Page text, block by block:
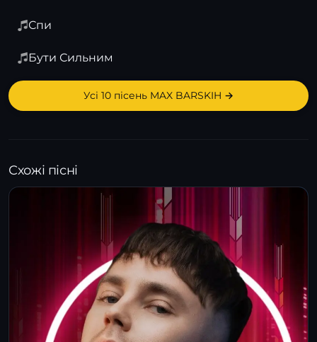
Спи
Бути Сильним
Усі 10 пісень MAX BARSKIH →
Схожі пісні